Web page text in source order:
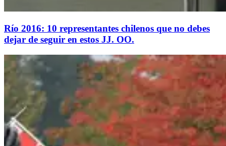
Río 2016: 10 representantes chilenos que no debes
dejar de seguir en estos JJ. OO.